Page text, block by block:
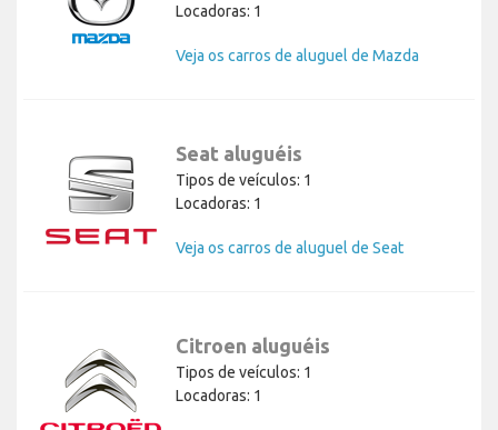
Locadoras: 1
Veja os carros de aluguel de Mazda
Seat aluguéis
Tipos de veículos: 1
Locadoras: 1
Veja os carros de aluguel de Seat
Citroen aluguéis
Tipos de veículos: 1
Locadoras: 1